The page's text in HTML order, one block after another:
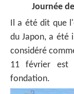
Journée
Il a été dit que
du Japon, a été
considéré
11 février est
fondation.